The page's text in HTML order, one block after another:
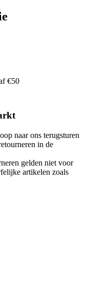
€50
naar ons terugsturen
in de
gelden niet voor
artikelen zoals